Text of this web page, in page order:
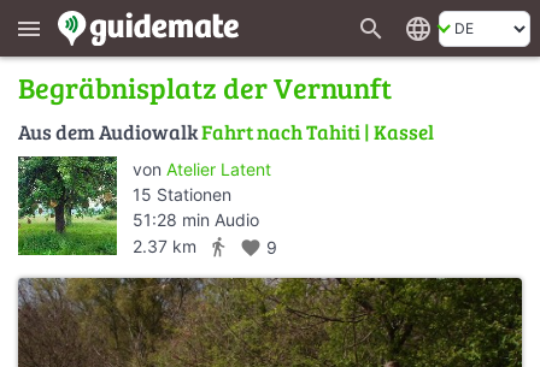
menu search language
Begräbnisplatz der Vernunft
Aus dem AudiowalkFahrt nach Tahiti | Kassel
von Atelier Latent
15 Stationen
51:28 min Audio
2.37 km
directions_walk favorite 9